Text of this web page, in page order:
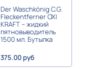
Der Waschkönig C.G.
Fleckentferner OXI
KRAFT – жидкий
пятновыводитель
1500 мл. Бутылка
375.00 руб